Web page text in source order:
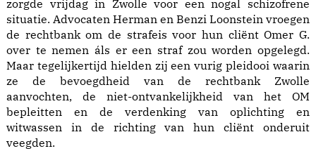
zorgde vrijdag in Zwolle voor een nogal schizofrene
situatie. Advocaten Herman en Benzi Loonstein vroegen
de rechtbank om de strafeis voor hun cliënt Omer G.
over te nemen áls er een straf zou worden opgelegd.
Maar tegelijkertijd hielden zij een vurig pleidooi waarin
ze de bevoegdheid van de rechtbank Zwolle
aanvochten, de niet-ontvankelijkheid van het OM
bepleitten en de verdenking van oplichting en
witwassen in de richting van hun cliënt onderuit
veegden.